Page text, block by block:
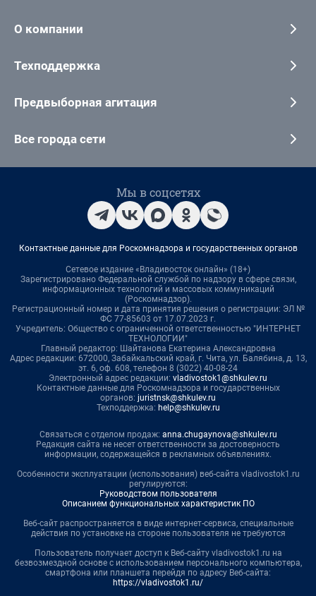
О компании
Техподдержка
Предвыборная агитация
Все города сети
Мы в соцсетях
Контактные данные для Роскомнадзора и государственных органов
Сетевое издание «Владивосток онлайн» (18+)
Зарегистрировано Федеральной службой по надзору в сфере связи,
информационных технологий и массовых коммуникаций
(Роскомнадзор).
Регистрационный номер и дата принятия решения о регистрации: ЭЛ №
ФС 77-85603 от 17.07.2023 г.
Учредитель: Общество с ограниченной ответственностью "ИНТЕРНЕТ
ТЕХНОЛОГИИ"
Главный редактор: Шайтанова Екатерина Александровна
Адрес редакции: 672000, Забайкальский край, г. Чита, ул. Балябина, д. 13,
эт. 6, оф. 608, телефон 8 (3022) 40-08-24
Электронный адрес редакции: vladivostok1@shkulev.ru
Контактные данные для Роскомнадзора и государственных
органов: juristnsk@shkulev.ru
Техподдержка: help@shkulev.ru
Связаться с отделом продаж: anna.chugaynova@shkulev.ru
Редакция сайта не несет ответственности за достоверность
информации, содержащейся в рекламных объявлениях.
Особенности эксплуатации (использования) веб-сайта vladivostok1.ru
регулируются:
Руководством пользователя
Описанием функциональных характеристик ПО
Веб-сайт распространяется в виде интернет-сервиса, специальные
действия по установке на стороне пользователя не требуются
Пользователь получает доступ к Веб-сайту vladivostok1.ru на
безвозмездной основе с использованием персонального компьютера,
смартфона или планшета перейдя по адресу Веб-сайта:
https://vladivostok1.ru/